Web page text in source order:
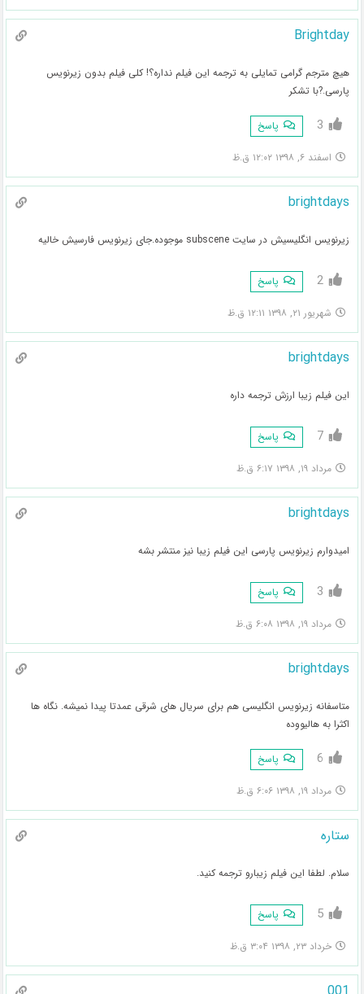
Brightday
هیچ مترجم گرامی تمایلی به ترجمه این فیلم نداره؟! کلی فیلم بدون زیرنویس
پارسی.?با تشکر
3 پاسخ
اسفند ۶, ۱۳۹۸ ۱۲:۰۲ ق.ظ
brightdays
زیرنویس انگلیسیش در سایت subscene موجوده.جای زیرنویس فارسیش خالیه
2 پاسخ
شهریور ۲۱, ۱۳۹۸ ۱۲:۱۱ ق.ظ
brightdays
این فیلم زیبا ارزش ترجمه داره
7 پاسخ
مرداد ۱۹, ۱۳۹۸ ۶:۱۷ ق.ظ
brightdays
امیدوارم زیرنویس پارسی این فیلم زیبا نیز منتشر بشه
3 پاسخ
مرداد ۱۹, ۱۳۹۸ ۶:۰۸ ق.ظ
brightdays
متاسفانه زیرنویس انگلیسی هم برای سریال های شرقی عمدتا پیدا نمیشه‌. نگاه ها
اکثرا به هالیووده
6 پاسخ
مرداد ۱۹, ۱۳۹۸ ۶:۰۶ ق.ظ
ستاره
سلام. لطفا این فیلم زیبارو ترجمه کنید.
5 پاسخ
خرداد ۲۳, ۱۳۹۸ ۳:۰۴ ق.ظ